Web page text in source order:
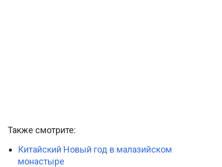
Также смотрите:
Китайский Новый год в малазийском
монастыре